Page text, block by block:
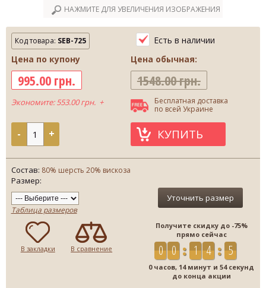
НАЖМИТЕ ДЛЯ УВЕЛИЧЕНИЯ ИЗОБРАЖЕНИЯ
Код товара: SEB-725
Есть в наличии
Цена по купону
995.00 грн.
Экономите: 553.00 грн. +
Цена обычная:
1548.00 грн.
Бесплатная доставка
по всей Украине
- + КУПИТЬ
Состав: 80% шерсть 20% вискоза
Размер:
Таблица размеров
Уточнить размер
Получите скидку до -75%
прямо сейчас
0 0 1 4 5
0 часов, 14 минут и 54 секунд
до конца акции
В закладки В сравнение